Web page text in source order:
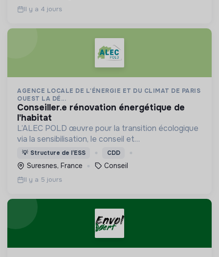
Il y a 4 jours
AGENCE LOCALE DE L'ÉNERGIE ET DU CLIMAT DE PARIS
OUEST LA DÉ...
conseiller.e rénovation énergétique de
l'habitat
L’ALEC POLD œuvre pour la transition écologique
via la sensibilisation, le conseil et
l'accompagnement en matière de maîtrise de
l’énergie, d’éco-rénovation et d'adaptation aux
changements climatiques
💡 Structure de l’ESS CDD
Suresnes, France Conseil
Il y a 5 jours